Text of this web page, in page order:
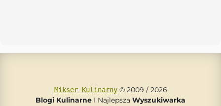
Mikser Kulinarny© 2009 / 2026
Blogi Kulinarne I Najlepsza Wyszukiwarka